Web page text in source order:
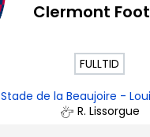
Clermont Foot
FULLTID
Stade de la Beaujoire -
R. Lissorgue